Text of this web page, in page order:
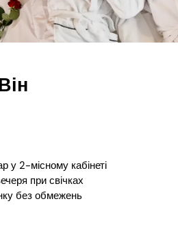
у 2-місному кабінеті
при свічках
без обмежень